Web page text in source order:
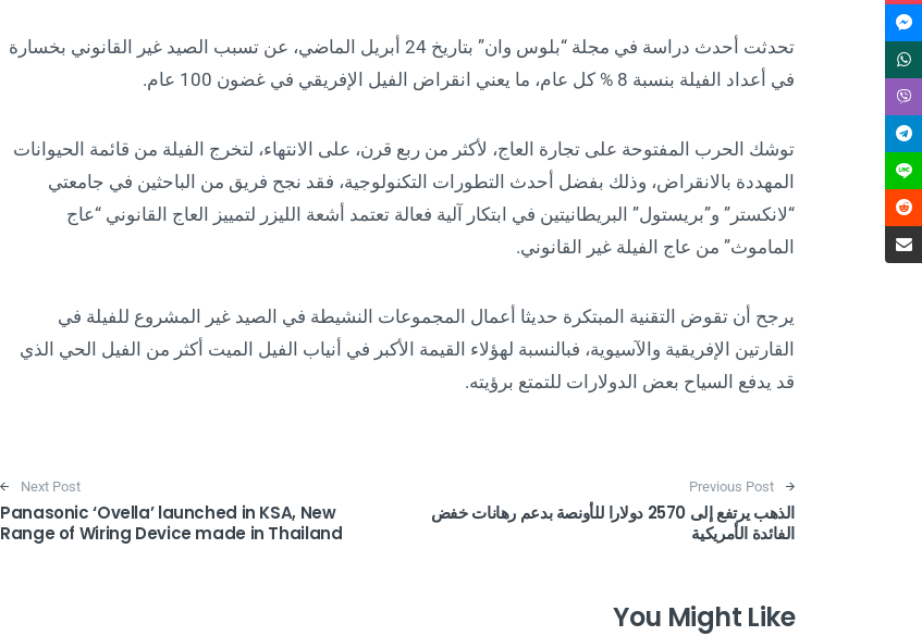
تحدثت أحدث دراسة في مجلة “بلوس وان” بتاريخ 24 أبريل الماضي، عن تسبب الصيد غير القانوني بخسارة
في أعداد الفيلة بنسبة 8 % كل عام، ما يعني انقراض الفيل الإفريقي في غضون 100 عام.
توشك الحرب المفتوحة على تجارة العاج، لأكثر من ربع قرن، على الانتهاء، لتخرج الفيلة من قائمة الحيوانات
المهددة بالانقراض، وذلك بفضل أحدث التطورات التكنولوجية، فقد نجح فريق من الباحثين في جامعتي
“لانكستر” و”بريستول” البريطانيتين في ابتكار آلية فعالة تعتمد أشعة الليزر لتمييز العاج القانوني “عاج
الماموث” من عاج الفيلة غير القانوني.
يرجح أن تقوض التقنية المبتكرة حديثا أعمال المجموعات النشيطة في الصيد غير المشروع للفيلة في
القارتين الإفريقية والآسيوية، فبالنسبة لهؤلاء القيمة الأكبر في أنياب الفيل الميت أكثر من الفيل الحي الذي
قد يدفع السياح بعض الدولارات للتمتع برؤيته.
Post navigation
Previous Post
الذهب يرتفع إلى 2570 دولارا للأونصة بدعم رهانات خفض
الفائدة الأمريكية
Next Post
Panasonic ‘Ovella’ launched in KSA, New
Range of Wiring Device made in Thailand
You Might Like